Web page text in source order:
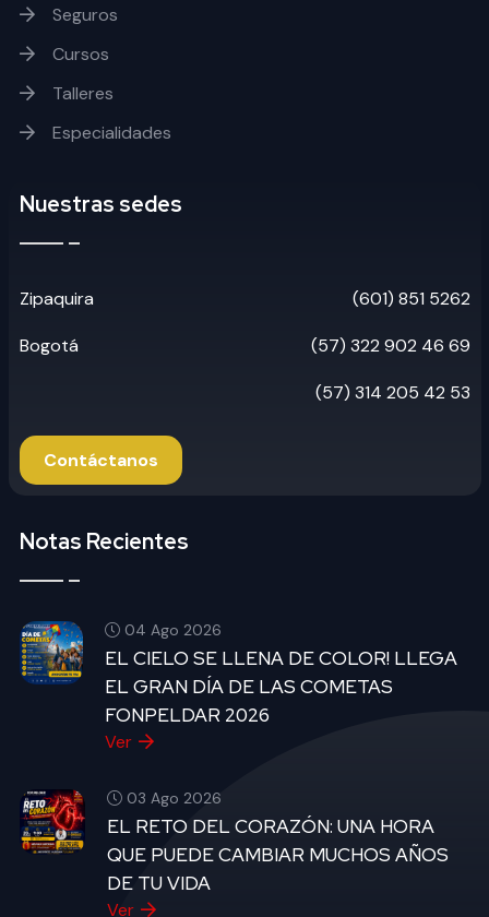
Seguros
Cursos
Talleres
Especialidades
Nuestras sedes
Zipaquira (601) 851 5262
Bogotá (57) 322 902 46 69
(57) 314 205 42 53
Contáctanos
Notas Recientes
04 Ago 2026
EL CIELO SE LLENA DE COLOR! LLEGA
EL GRAN DÍA DE LAS COMETAS
FONPELDAR 2026
Ver
03 Ago 2026
EL RETO DEL CORAZÓN: UNA HORA
QUE PUEDE CAMBIAR MUCHOS AÑOS
DE TU VIDA
Ver